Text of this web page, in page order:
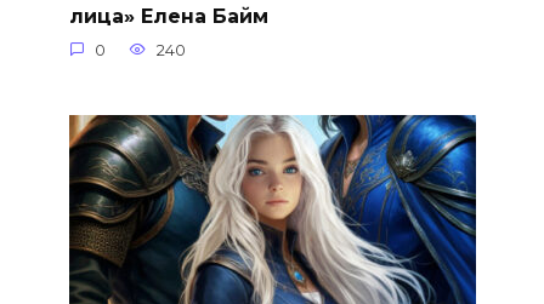
лица» Елена Байм
0 240